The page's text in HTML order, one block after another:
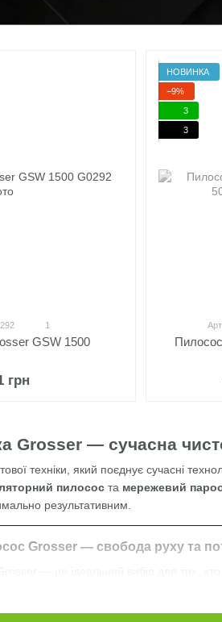
Grosser — сучасна
техніки, який поєднує сучасні
пилосос та мережевий
результативним.
Grosser — свобода руху та
1
GSW 1500
грн
НОВИНКА
−9%
3
3